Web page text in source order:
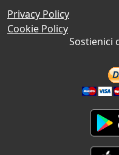
Privacy Policy
Cookie Policy
Sostienici